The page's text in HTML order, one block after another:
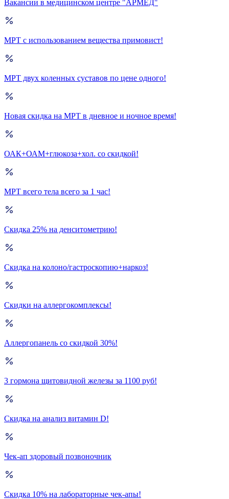
Вакансии в медицинском центре "АРМЕД"
МРТ с использованием вещества примовист!
МРТ двух коленных суставов по цене одного!
Новая скидка на МРТ в дневное и ночное время!
ОАК+ОАМ+глюкоза+хол. со скидкой!
МРТ всего тела всего за 1 час!
Скидка 25% на денситометрию!
Скидка на колоно/гастроскопию+наркоз!
Скидки на аллергокомплексы!
Аллергопанель со скидкой 30%!
3 гормона щитовидной железы за 1100 руб!
Скидка на анализ витамин D!
Чек-ап здоровый позвоночник
Скидка 10% на лабораторные чек-апы!